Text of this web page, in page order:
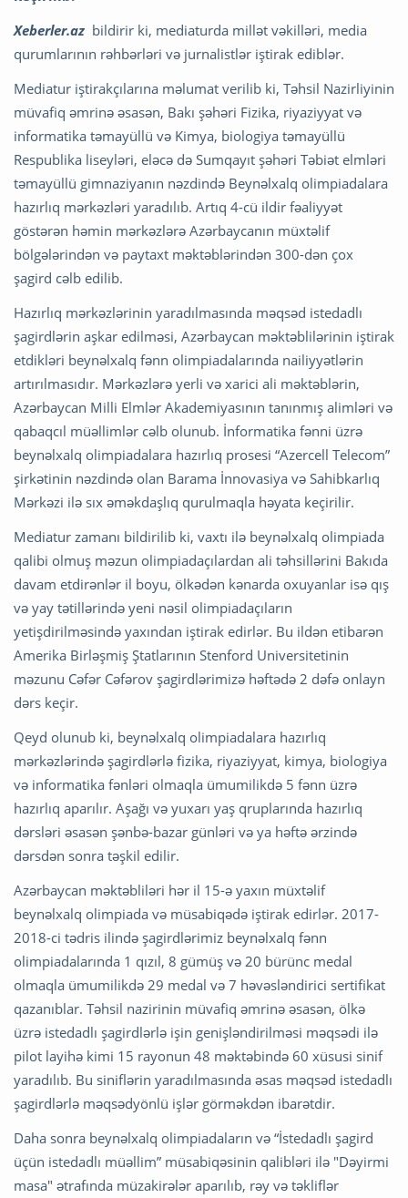
Xeberler.az bildirir ki, mediaturda millət vəkilləri, media
qurumlarının rəhbərləri və jurnalistlər iştirak ediblər.
Mediatur iştirakçılarına məlumat verilib ki, Təhsil Nazirliyinin
müvafiq əmrinə əsasən, Bakı şəhəri Fizika, riyaziyyat və
informatika təmayüllü və Kimya, biologiya təmayüllü
Respublika liseyləri, eləcə də Sumqayıt şəhəri Təbiət elmləri
təmayüllü gimnaziyanın nəzdində Beynəlxalq olimpiadalara
hazırlıq mərkəzləri yaradılıb. Artıq 4-cü ildir fəaliyyət
göstərən həmin mərkəzlərə Azərbaycanın müxtəlif
bölgələrindən və paytaxt məktəblərindən 300-dən çox
şagird cəlb edilib.
Hazırlıq mərkəzlərinin yaradılmasında məqsəd istedadlı
şagirdlərin aşkar edilməsi, Azərbaycan məktəblilərinin iştirak
etdikləri beynəlxalq fənn olimpiadalarında nailiyyətlərin
artırılmasıdır. Mərkəzlərə yerli və xarici ali məktəblərin,
Azərbaycan Milli Elmlər Akademiyasının tanınmış alimləri və
qabaqcıl müəllimlər cəlb olunub. İnformatika fənni üzrə
beynəlxalq olimpiadalara hazırlıq prosesi “Azercell Telecom”
şirkətinin nəzdində olan Barama İnnovasiya və Sahibkarlıq
Mərkəzi ilə sıx əməkdaşlıq qurulmaqla həyata keçirilir.
Mediatur zamanı bildirilib ki, vaxtı ilə beynəlxalq olimpiada
qalibi olmuş məzun olimpiadaçılardan ali təhsillərini Bakıda
davam etdirənlər il boyu, ölkədən kənarda oxuyanlar isə qış
və yay tətillərində yeni nəsil olimpiadaçıların
yetişdirilməsində yaxından iştirak edirlər. Bu ildən etibarən
Amerika Birləşmiş Ştatlarının Stenford Universitetinin
məzunu Cəfər Cəfərov şagirdlərimizə həftədə 2 dəfə onlayn
dərs keçir.
Qeyd olunub ki, beynəlxalq olimpiadalara hazırlıq
mərkəzlərində şagirdlərlə fizika, riyaziyyat, kimya, biologiya
və informatika fənləri olmaqla ümumilikdə 5 fənn üzrə
hazırlıq aparılır. Aşağı və yuxarı yaş qruplarında hazırlıq
dərsləri əsasən şənbə-bazar günləri və ya həftə ərzində
dərsdən sonra təşkil edilir.
Azərbaycan məktəbliləri hər il 15-ə yaxın müxtəlif
beynəlxalq olimpiada və müsabiqədə iştirak edirlər. 2017-
2018-ci tədris ilində şagirdlərimiz beynəlxalq fənn
olimpiadalarında 1 qızıl, 8 gümüş və 20 bürünc medal
olmaqla ümumilikdə 29 medal və 7 həvəsləndirici sertifikat
qazanıblar. Təhsil nazirinin müvafiq əmrinə əsasən, ölkə
üzrə istedadlı şagirdlərlə işin genişləndirilməsi məqsədi ilə
pilot layihə kimi 15 rayonun 48 məktəbində 60 xüsusi sinif
yaradılıb. Bu siniflərin yaradılmasında əsas məqsəd istedadlı
şagirdlərlə məqsədyönlü işlər görməkdən ibarətdir.
Daha sonra beynəlxalq olimpiadaların və “İstedadlı şagird
üçün istedadlı müəllim” müsabiqəsinin qalibləri ilə "Dəyirmi
masa" ətrafında müzakirələr aparılıb, rəy və təkliflər